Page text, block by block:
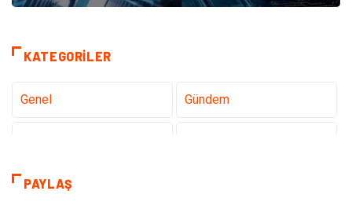
KATEGORILER
Genel Gündem
Eğitim
PAYLAŞ